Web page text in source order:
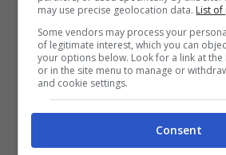
cuore” | Il
Il lungo percorso di
riabilitazione
may use precise geolocation data. List of
Some vendors may process your
of legitimate interest, which you can
your options below. Look for a link at
or in the site menu to manage or
and cookie settings.
Consent